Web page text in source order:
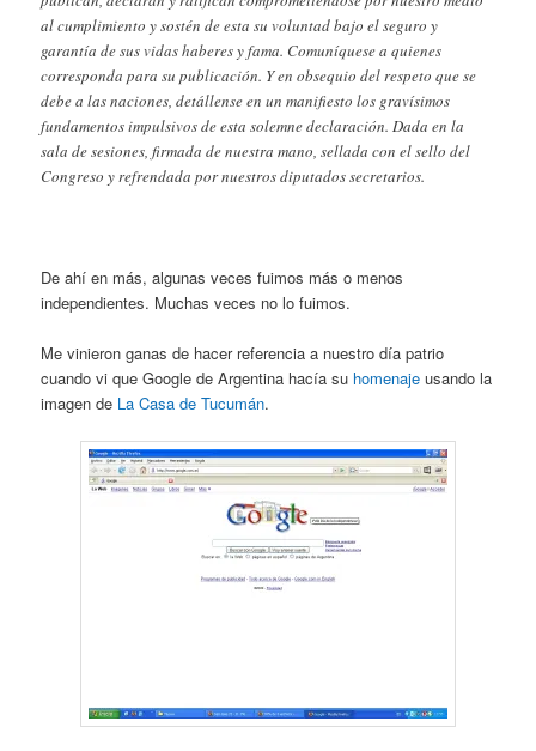
al cumplimiento y sostén de esta su voluntad bajo el seguro y
garantía de sus vidas haberes y fama. Comuníquese a quienes
corresponda para su publicación. Y en obsequio del respeto que se
debe a las naciones, detállense en un manifiesto los gravísimos
fundamentos impulsivos de esta solemne declaración. Dada en la
sala de sesiones, firmada de nuestra mano, sellada con el sello del
Congreso y refrendada por nuestros diputados secretarios.
De ahí en más, algunas veces fuimos más o menos
independientes. Muchas veces no lo fuimos.
Me vinieron ganas de hacer referencia a nuestro día patrio
cuando vi que Google de Argentina hacía su homenaje usando la
imagen de La Casa de Tucumán.